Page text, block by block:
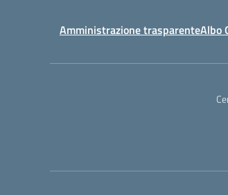
Amministrazione trasparenteAlbo